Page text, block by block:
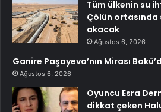
Tüm ülkenin su
Çölün ortasında
akacak
Ağustos 6, 2026
Ganire Paşayeva’nın Mirası
Ağustos 6, 2026
Oyuncu Esra
dikkat çeken